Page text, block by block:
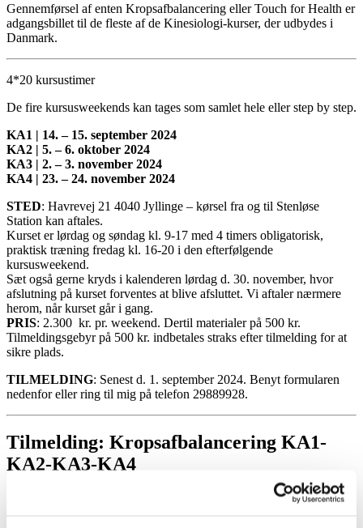
Gennemførsel af enten Kropsafbalancering eller Touch for Health er
adgangsbillet til de fleste af de Kinesiologi-kurser, der udbydes i
Danmark.
4*20 kursustimer
De fire kursusweekends kan tages som samlet hele eller step by step.
KA1 | 14. – 15. september 2024
KA2 | 5. – 6. oktober 2024
KA3 | 2. – 3. november 2024
KA4 | 23. – 24. november 2024
STED: Havrevej 21 4040 Jyllinge – kørsel fra og til Stenløse
Station kan aftales.
Kurset er lørdag og søndag kl. 9-17 med 4 timers obligatorisk,
praktisk træning fredag kl. 16-20 i den efterfølgende
kursusweekend.
Sæt også gerne kryds i kalenderen lørdag d. 30. november, hvor
afslutning på kurset forventes at blive afsluttet. Vi aftaler nærmere
herom, når kurset går i gang.
PRIS: 2.300 kr. pr. weekend. Dertil materialer på 500 kr.
Tilmeldingsgebyr på 500 kr. indbetales straks efter tilmelding for at
sikre plads.
TILMELDING: Senest d. 1. september 2024. Benyt formularen
nedenfor eller ring til mig på telefon 29889928.
Tilmelding: Kropsafbalancering KA1-
KA2-KA3-KA4